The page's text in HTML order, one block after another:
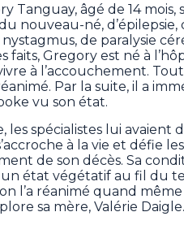
Tanguay, âgé de 14
nouveau-né,
de paralysie
faits, Gregory est né à
à l’accouchement.
Par la suite, il a
vu son état.
les spécialistes lui avaient
à la vie et défie
de son décès. Sa
état végétatif au fil du
l’a réanimé quand
sa mère, Valérie Daigle.